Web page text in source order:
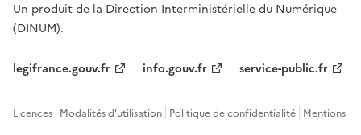
Un produit de la Direction Interministérielle du Numérique
(DINUM).
legifrance.gouv.fr info.gouv.fr service-public.fr
Licences Modalités d'utilisation Politique de confidentialité Mentions